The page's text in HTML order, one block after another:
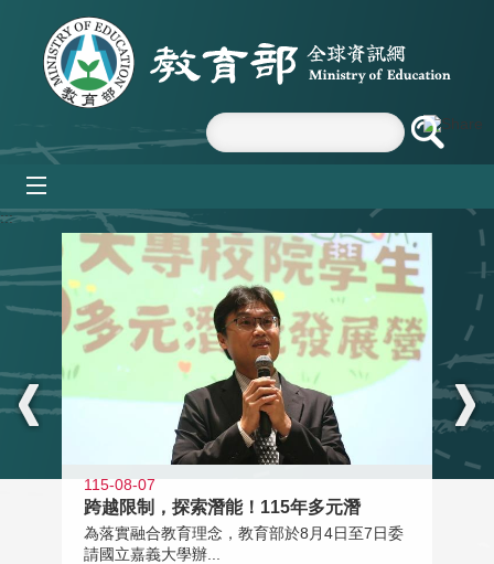
跳到主要內容區塊
:::
115-08-07
跨越限制，探索潛能！115年多元潛
為落實融合教育理念，教育部於8月4日至7日委
請國立嘉義大學辦...